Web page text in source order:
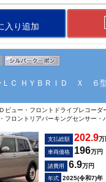
入り追加
ＬＣ ＨＹＢＲＩＤ Ｘ ６
ビュー・フロントドライブレコーダ
フロントリアパーキングセンサー・
支払総額 202.9万
車両価格 196万円
諸費用 6.9万円
2025(令和7)年